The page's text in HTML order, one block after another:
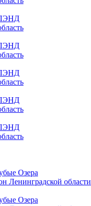
Озера
Ленинградской области
Озера